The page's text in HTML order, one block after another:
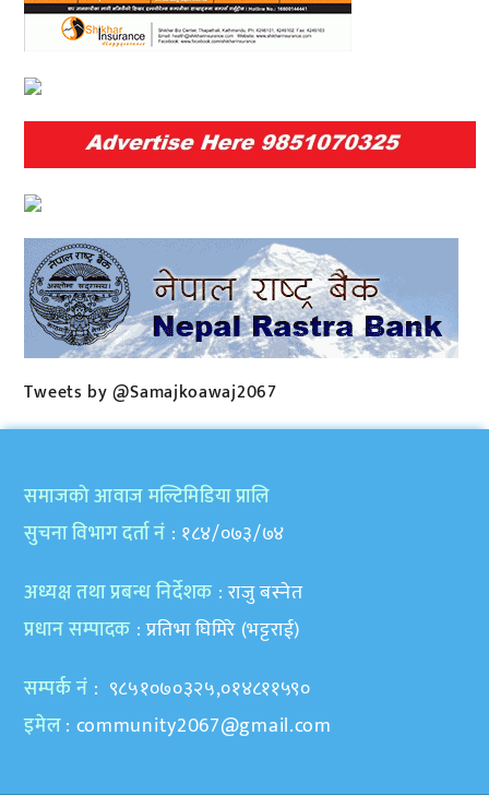
Tweets by @Samajkoawaj2067
समाजकाे आवाज मल्टिमिडिया प्रालि
सुचना विभाग दर्ता नं : १८४/०७३/७४
अध्यक्ष तथा प्रबन्ध निर्देशक : राजु बस्नेत
प्रधान सम्पादक : प्रतिभा घिमिरे (भट्टराई)
सम्पर्क नं : ९८५१०७०३२५,०१४८११५९०
इमेल: community2067@gmail.com